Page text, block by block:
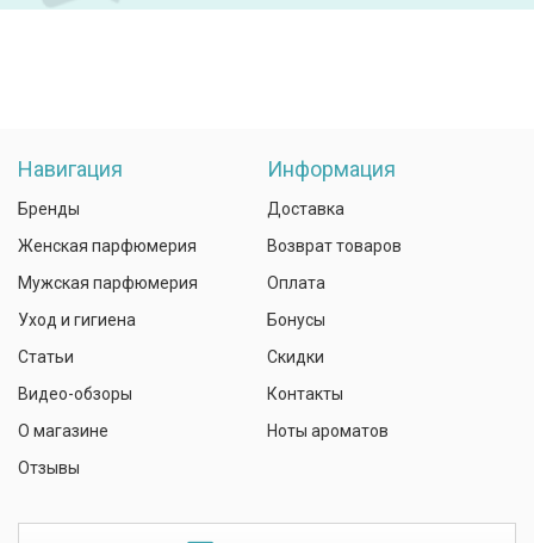
Навигация
Бренды
Женская парфюмерия
Мужская парфюмерия
Уход и гигиена
Статьи
Видео-обзоры
О магазине
Отзывы
Информация
Доставка
Возврат товаров
Оплата
Бонусы
Скидки
Контакты
Ноты ароматов